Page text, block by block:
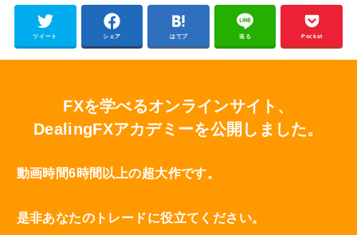
ツイート シェア はてブ 送る Pocket
FXを学べるオンラインサイト、
DealingFXアカデミーを公開しました。
動画時間6時間以上の超大作です。
是非あなたのトレードに役立てください。